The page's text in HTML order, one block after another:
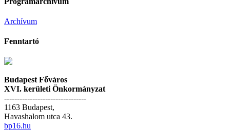
Archívum
Fenntartó
Budapest Főváros
XVI. kerületi Önkormányzat
--------------------------------
1163 Budapest,
Havashalom utca 43.
bp16.hu